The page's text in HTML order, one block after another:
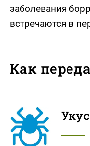
заболевания
встречаются в
Как